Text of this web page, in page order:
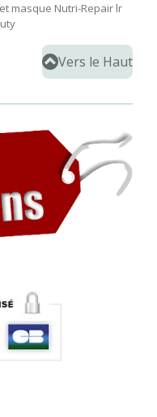
masque Nutri-Repair lr
Vers le Haut